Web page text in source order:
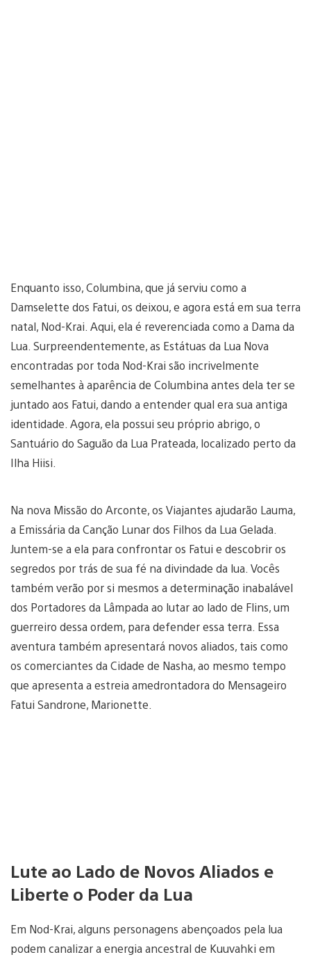
Enquanto isso, Columbina, que já serviu como a
Damselette dos Fatui, os deixou, e agora está em sua terra
natal, Nod-Krai. Aqui, ela é reverenciada como a Dama da
Lua. Surpreendentemente, as Estátuas da Lua Nova
encontradas por toda Nod-Krai são incrivelmente
semelhantes à aparência de Columbina antes dela ter se
juntado aos Fatui, dando a entender qual era sua antiga
identidade. Agora, ela possui seu próprio abrigo, o
Santuário do Saguão da Lua Prateada, localizado perto da
Ilha Hiisi.
Na nova Missão do Arconte, os Viajantes ajudarão Lauma,
a Emissária da Canção Lunar dos Filhos da Lua Gelada.
Juntem-se a ela para confrontar os Fatui e descobrir os
segredos por trás de sua fé na divindade da lua. Vocês
também verão por si mesmos a determinação inabalável
dos Portadores da Lâmpada ao lutar ao lado de Flins, um
guerreiro dessa ordem, para defender essa terra. Essa
aventura também apresentará novos aliados, tais como
os comerciantes da Cidade de Nasha, ao mesmo tempo
que apresenta a estreia amedrontadora do Mensageiro
Fatui Sandrone, Marionette.
Lute ao Lado de Novos Aliados e
Liberte o Poder da Lua
Em Nod-Krai, alguns personagens abençoados pela lua
podem canalizar a energia ancestral de Kuuvahki em